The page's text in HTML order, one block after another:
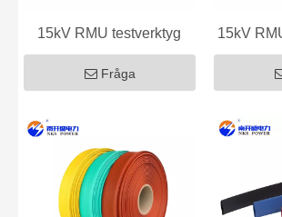
15kV RMU testverktyg
Fråga
15kV